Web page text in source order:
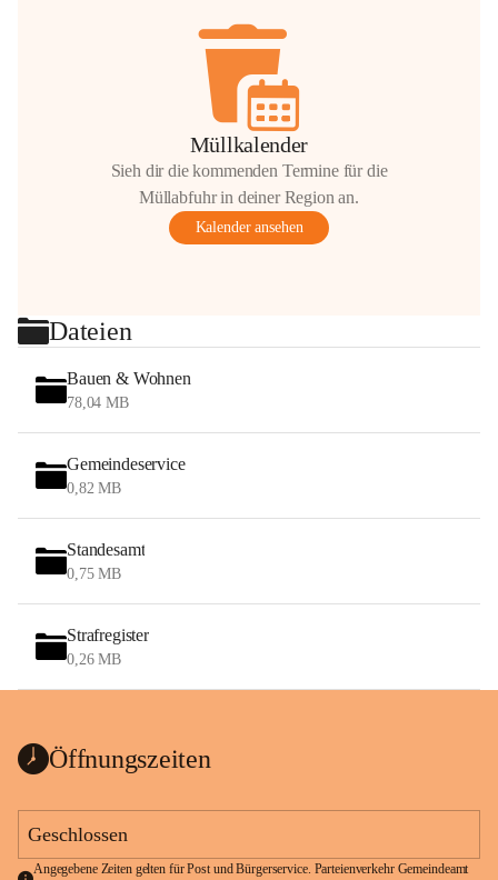
Müllkalender
Sieh dir die kommenden Termine für die
Müllabfuhr in deiner Region an.
Kalender ansehen
Dateien
Bauen & Wohnen
78,04 MB
Gemeindeservice
0,82 MB
Standesamt
0,75 MB
Strafregister
0,26 MB
Öffnungszeiten
Geschlossen
Angegebene Zeiten gelten für Post und Bürgerservice. Parteienverkehr Gemeindeamt